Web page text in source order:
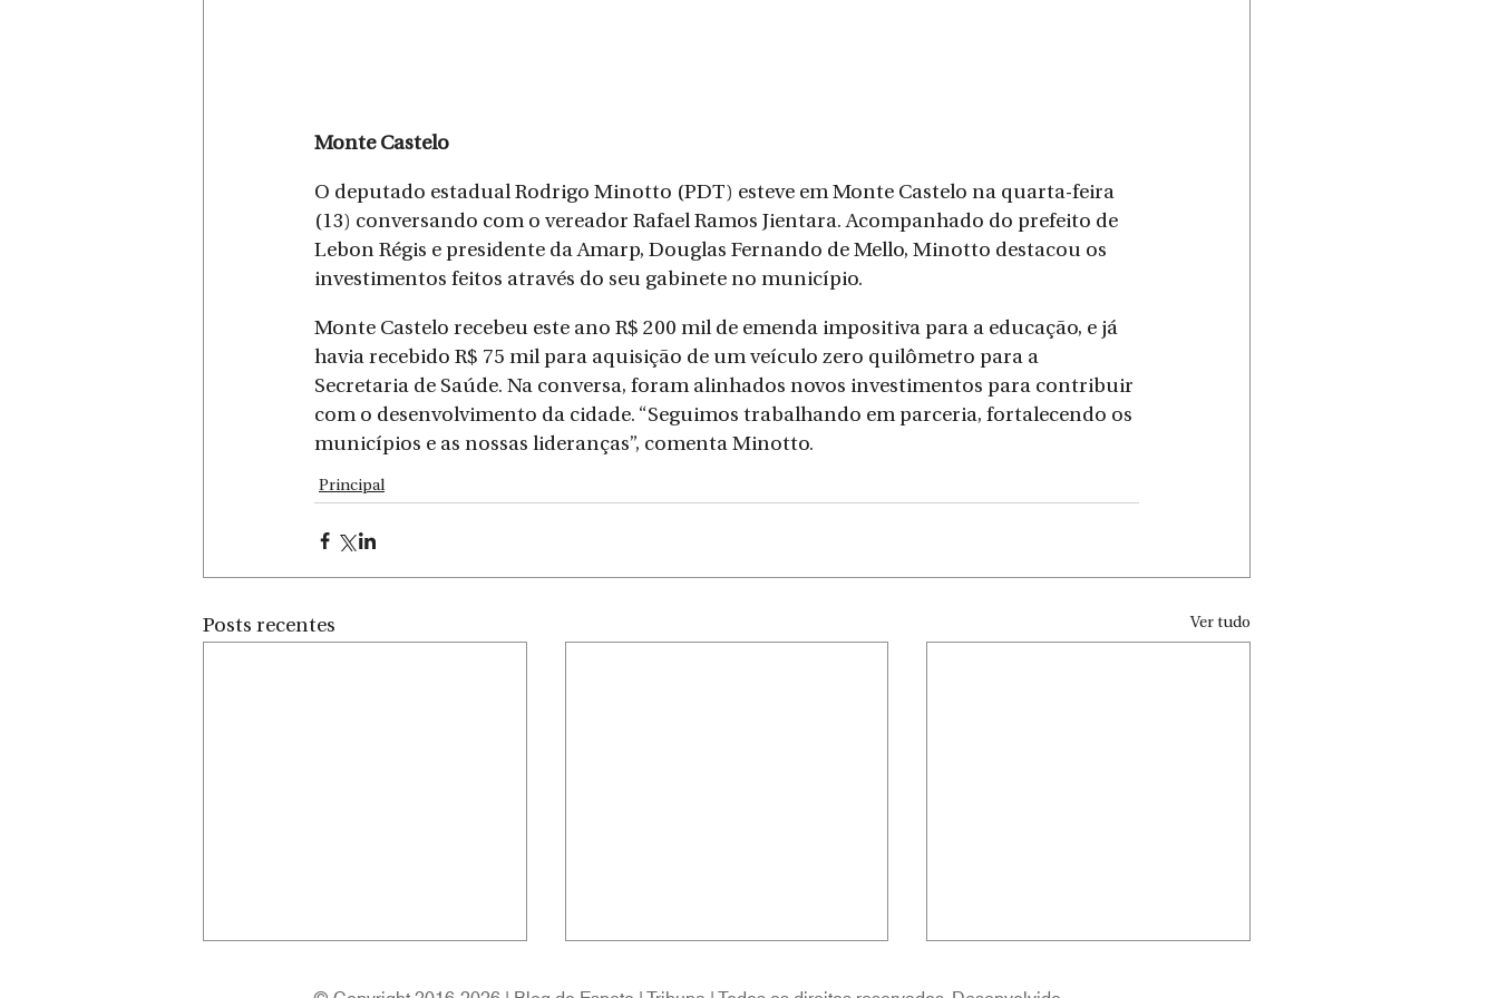
Monte Castelo
O deputado estadual Rodrigo Minotto (PDT) esteve em Monte Castelo na quarta-feira
(13) conversando com o vereador Rafael Ramos Jientara. Acompanhado do prefeito de
Lebon Régis e presidente da Amarp, Douglas Fernando de Mello, Minotto destacou os
investimentos feitos através do seu gabinete no município.
Monte Castelo recebeu este ano R$ 200 mil de emenda impositiva para a educação, e já
havia recebido R$ 75 mil para aquisição de um veículo zero quilômetro para a
Secretaria de Saúde. Na conversa, foram alinhados novos investimentos para contribuir
com o desenvolvimento da cidade. “Seguimos trabalhando em parceria, fortalecendo os
municípios e as nossas lideranças”, comenta Minotto.
Principal
Posts recentes Ver tudo